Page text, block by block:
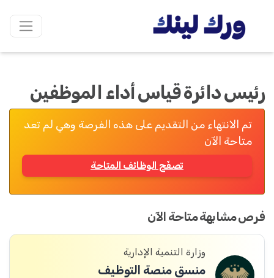
رئيس دائرة قياس أداء الموظفين
تم الانتهاء من التقديم على هذه الفرصة وهي لم تعد
متاحة الآن
تصفّح الوظائف المتاحة
فرص مشابهة متاحة الآن
وزارة التنمية الإدارية
منسق منصة التوظيف